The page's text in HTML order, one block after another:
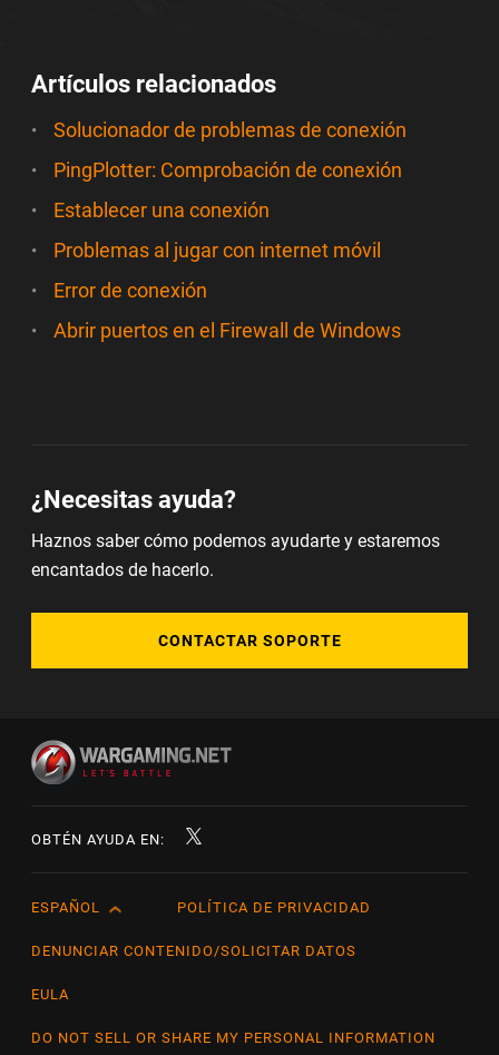
Artículos relacionados
Solucionador de problemas de conexión
PingPlotter: Comprobación de conexión
Establecer una conexión
Problemas al jugar con internet móvil
Error de conexión
Abrir puertos en el Firewall de Windows
¿Necesitas ayuda?
Haznos saber cómo podemos ayudarte y estaremos
encantados de hacerlo.
CONTACTAR SOPORTE
OBTÉN AYUDA EN:
English
Čeština
ESPAÑOL POLÍTICA DE PRIVACIDAD
DENUNCIAR CONTENIDO/SOLICITAR DATOS
EULA
DO NOT SELL OR SHARE MY PERSONAL INFORMATION